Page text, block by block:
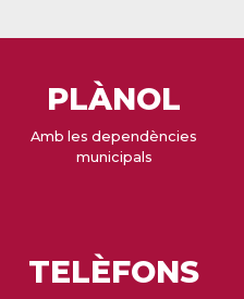
PLÀNOL
Amb les dependències
municipals
TELÈFONS